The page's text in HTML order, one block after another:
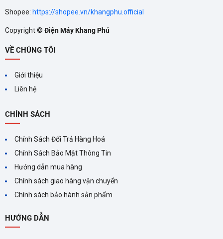
Độ bền cao, hoạt động bền bỉ theo thời gian.
Máy nén Panasonic
Hoạt động mạnh mẽ, làm lạnh nhanh và có độ bền cao.
Không Gian Bảo Quản Linh Hoạt, Tiện Lợi Darling
DMF-3699WSI 370 Lít
Dung tích 370 lít
Đáp ứng nhu cầu bảo quản thực phẩm lớn cho gia đình và cửa
Shopee: https://shopee.vn/khangphu.official
Copyright ©Điện Máy Khang Phú
VỀ CHÚNG TÔI
Giới thiệu
Liên hệ
CHÍNH SÁCH
Chính Sách Đổi Trả Hàng Hoá
Chính Sách Bảo Mật Thông Tin
Hướng dẫn mua hàng
Chính sách giao hàng vận chuyển
Chính sách bảo hành sản phẩm
HƯỚNG DẪN